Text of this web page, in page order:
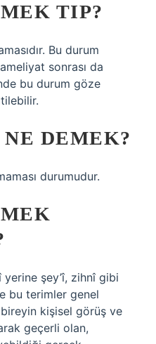
TIP?
Bu durum
sonrası da
bu durum göze
DEMEK?
durumudur.
yerine şey’î, zihnî gibi
bu terimler genel
kişisel görüş ve
geçerli olan,